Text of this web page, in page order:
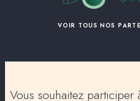
VOIR TOUS NOS
Vous souhaitez participer